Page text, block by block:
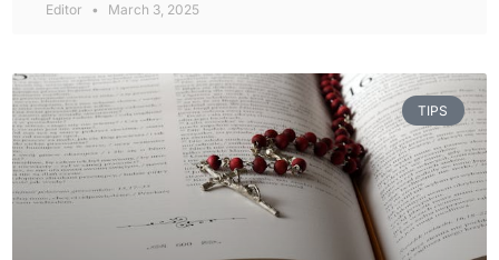
Editor March 3, 2025
TIPS